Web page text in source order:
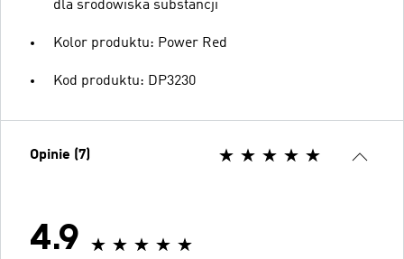
dla środowiska substancji
Kolor produktu: Power Red
Kod produktu: DP3230
Opinie (7)
4.9